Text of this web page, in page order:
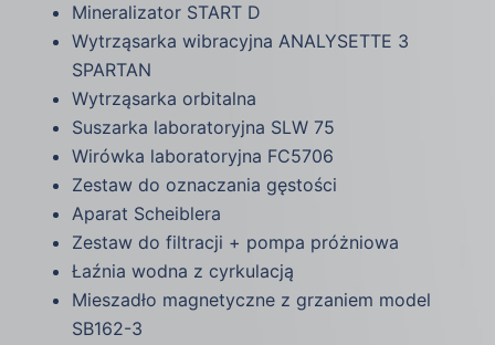
Mineralizator START D
Wytrząsarka wibracyjna ANALYSETTE 3
SPARTAN
Wytrząsarka orbitalna
Suszarka laboratoryjna SLW 75
Wirówka laboratoryjna FC5706
Zestaw do oznaczania gęstości
Aparat Scheiblera
Zestaw do filtracji + pompa próżniowa
Łaźnia wodna z cyrkulacją
Mieszadło magnetyczne z grzaniem model
SB162-3